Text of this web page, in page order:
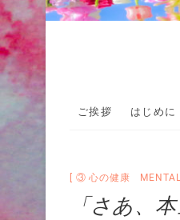
ご挨拶 はじめに
③ 心の健康 MENTAL
「さあ、